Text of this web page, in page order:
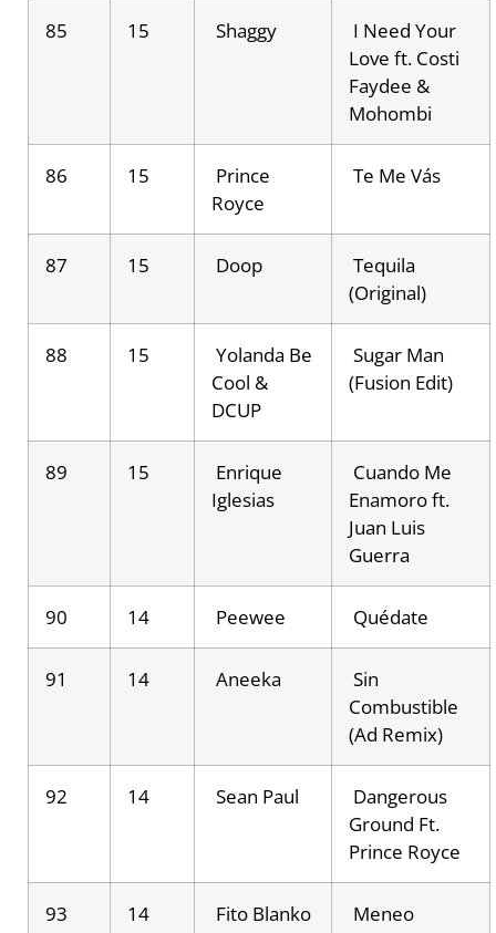
85 15 Shaggy
I Need Your
Love ft. Costi
Faydee &
Mohombi
86 15
Prince
Royce
Te Me Vás
87 15 Doop
Tequila
(Original)
88 15
Yolanda Be
Cool &
DCUP
Sugar Man
(Fusion Edit)
89 15
Enrique
Iglesias
Cuando Me
Enamoro ft.
Juan Luis
Guerra
90 14 Peewee Quédate
91 14 Aneeka
Sin
Combustible
(Ad Remix)
92 14 Sean Paul
Dangerous
Ground Ft.
Prince Royce
93 14 Fito Blanko Meneo